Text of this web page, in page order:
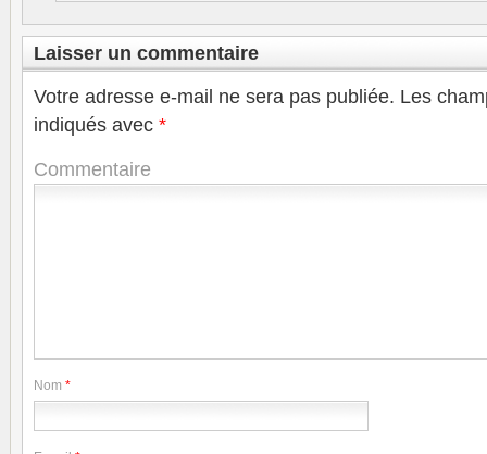
Laisser un commentaire
Votre adresse e-mail ne sera pas publiée. Les
indiqués avec *
Commentaire
Nom *